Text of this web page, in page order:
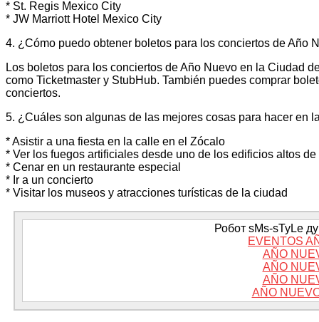
* St. Regis Mexico City
* JW Marriott Hotel Mexico City
4. ¿Cómo puedo obtener boletos para los conciertos de Año
Los boletos para los conciertos de Año Nuevo en la Ciudad
como Ticketmaster y StubHub. También puedes comprar
conciertos.
5. ¿Cuáles son algunas de las mejores cosas para hacer en
* Asistir a una fiesta en la calle en el Zócalo
* Ver los fuegos artificiales desde uno de los edificios altos
* Cenar en un restaurante especial
* Ir a un concierto
* Visitar los museos y atracciones turísticas de la ciudad
Робот sMs-sTyLe
EVENTOS
AÑO
AÑO
AÑO
AÑO